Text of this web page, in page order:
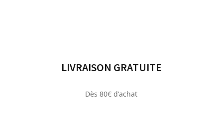
LIVRAISON GRATUITE
Dès 80€ d’achat